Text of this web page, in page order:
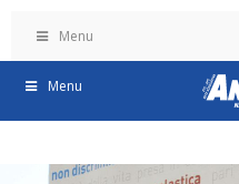
Menu
Menu